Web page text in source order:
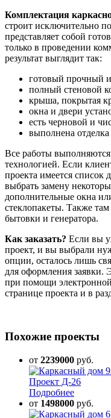
Комплектация
строит исключительно
представляет собой
только в проведении
результат выглядит так:
готовый прочный
полный стеновой
крыша, покрытая
окна и двери
есть черновой и
выполнена
Все работы выполняются
технологией. Если
проекта имеется список
выбрать замену
дополнительные окна
стеклопакеты. Также
бытовки и генератора.
Как заказать? Если вы
проект, и вы выбрали
опции, осталось лишь
для оформления заявки.
при помощи
странице проекта и в
Похожие проекты
от 2239000 руб.
Проект Д-26
Подробнее
от 1498000 руб.